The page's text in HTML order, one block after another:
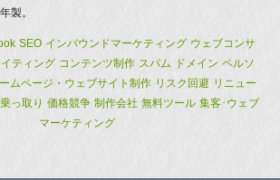
製。
SEO インバウンドマーケティング ウェブコンサ
ティング コンテンツ制作 スパム ドメイン ペルソ
ムページ・ウェブサイト制作 リスク回避 リニュー
乗っ取り 価格競争 制作会社 無料ツール 集客･ウェブ
マーケティング